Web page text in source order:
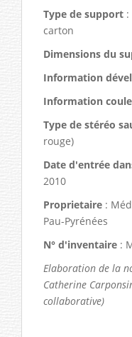
Type de support
carton
Dimensions du
Information
Information
Type de stéréo
rouge)
Date d'entrée
2010
Proprietaire :
Pau-Pyrénées
N° d'inventaire :
Elaboration de la
Catherine
collaborative)